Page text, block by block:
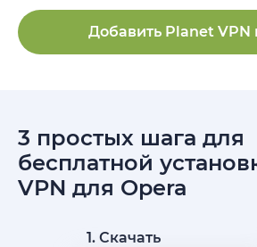
Добавить Planet VPN
3 простых шага для
бесплатной
VPN для Opera
1. Скачать